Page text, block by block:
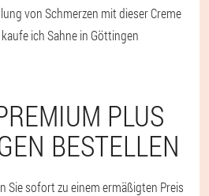
von Schmerzen mit dieser Creme
ich Sahne in Göttingen
PLUS
BESTELLEN
Sie sofort zu einem ermäßigten Preis